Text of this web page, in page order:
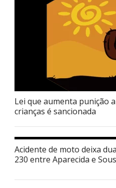
Lei que aumenta punição
crianças é sancionada
Acidente de moto deixa
230 entre Aparecida e